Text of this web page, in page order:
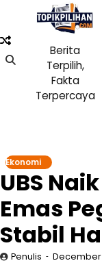
content
Berita
Terpilih,
Fakta
Terpercaya
Ekonomi
UBS
Emas
Stabil
Penulis December